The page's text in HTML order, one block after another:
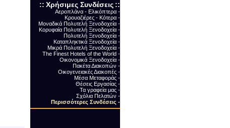
:: Xρήσιμες Συνδέσεις ::
Αεροπλάνα - Ελικόπτερα -
Κρουαζιέρες - Κότερα -
Μοναδικά Πολυτελή Ξενοδοχεία -
Κορυφαία Πολυτελή Ξενοδοχεία -
Πολυτελή Ξενοδοχεία -
Καταπληκτικά Ξενοδοχεία -
Μικρά Πολυτελή Ξενοδοχεία -
The Finest Hotels of the World -
Οικονομικά Ξενοδοχεία -
Πακέτα Διακοπών -
Οικογενειακές Διακοπές -
Μέσα Μεταφοράς -
Θέσεις Εργασίας -
Τα γραφεία μας -
Σχόλια Πελατών -
Περισσότερες Συνδέσεις -